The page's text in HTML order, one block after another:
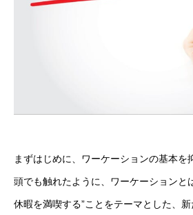
まずはじめに、ワーケーションの基本を
頭でも触れたように、ワーケーションと
休暇を満喫する”ことをテーマとした、